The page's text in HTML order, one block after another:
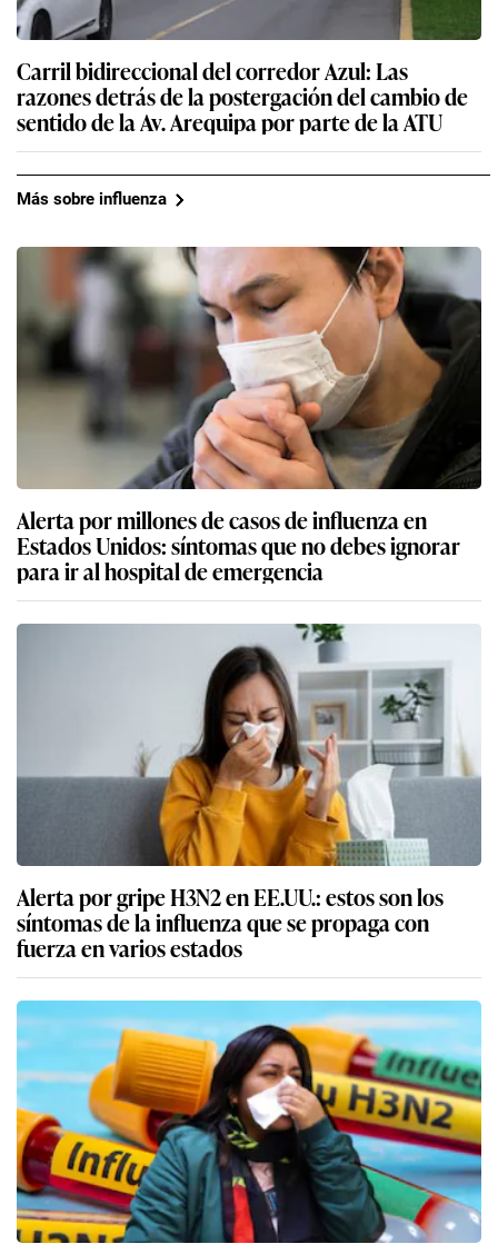
Carril bidireccional del corredor Azul: Las
razones detrás de la postergación del cambio de
sentido de la Av. Arequipa por parte de la ATU
Más sobre influenza
Alerta por millones de casos de influenza en
Estados Unidos: síntomas que no debes ignorar
para ir al hospital de emergencia
Alerta por gripe H3N2 en EE.UU.: estos son los
síntomas de la influenza que se propaga con
fuerza en varios estados